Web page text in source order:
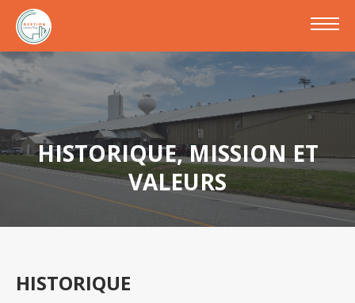
HISTORIQUE, MISSION ET
VALEURS
HISTORIQUE